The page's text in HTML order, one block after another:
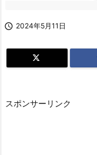
 2024年5月11日
スポンサーリンク